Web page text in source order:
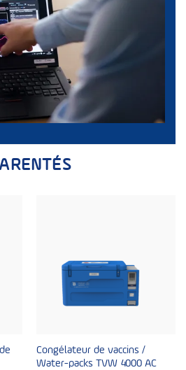
Congélateur de vaccins /
Water-packs TVW 4000 AC